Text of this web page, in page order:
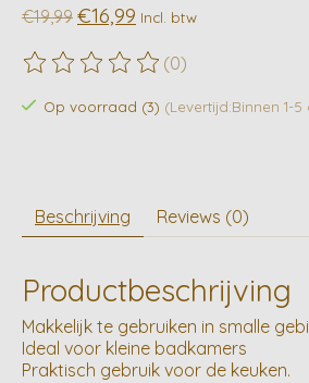
€19,99 €16,99 Incl. btw
De beoordeling van dit product is
(0)
Op voorraad (3) (Levertijd:Binnen 1-
Beschrijving Reviews (0)
Productbeschrijving
Makkelijk te gebruiken in smalle
Ideal voor kleine badkamers
Praktisch gebruik voor de keuken.